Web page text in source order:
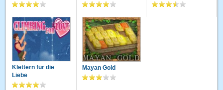
Klettern für die
Liebe
Mayan Gold